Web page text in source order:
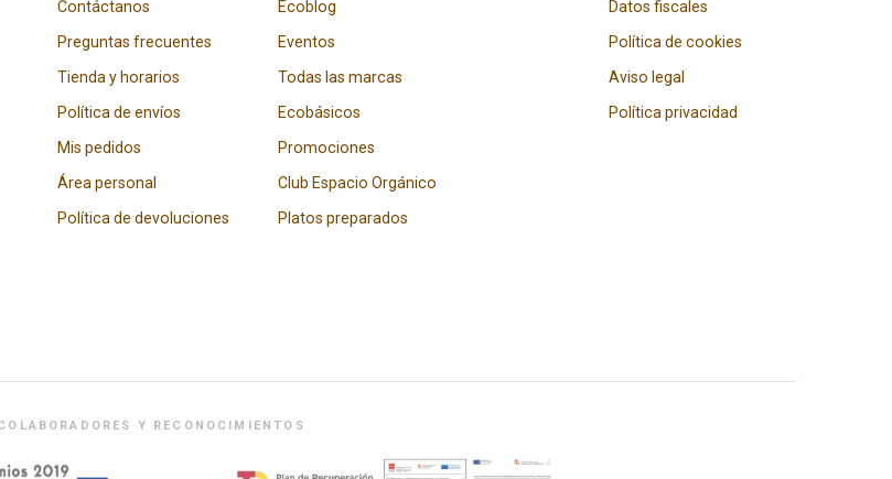
Contáctanos
Preguntas frecuentes
Tienda y horarios
Política de envíos
Mis pedidos
Área personal
Política de devoluciones
Ecoblog
Eventos
Todas las marcas
Ecobásicos
Promociones
Club Espacio Orgánico
Platos preparados
Datos fiscales
Política de cookies
Aviso legal
Política privacidad
Y RECONOCIMIENTOS